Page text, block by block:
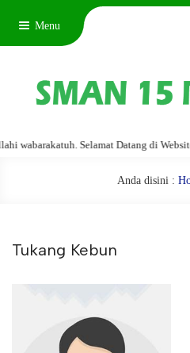
Menu
Selamat Datang di Website
Anda disini :
Tukang Kebun